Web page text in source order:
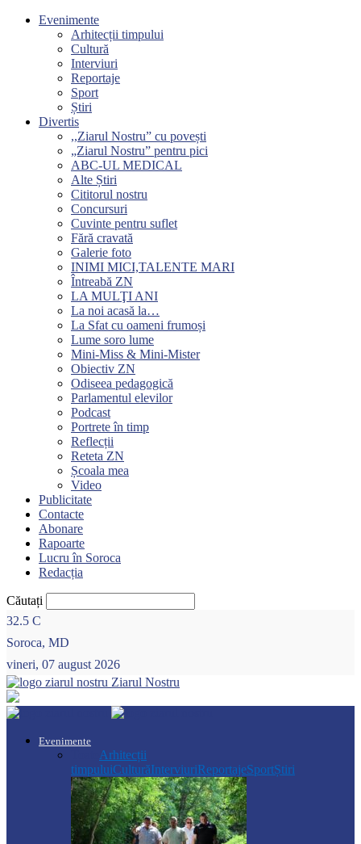
Evenimente
Arhitecții timpului
Cultură
Interviuri
Reportaje
Sport
Știri
Divertis
,,Ziarul Nostru” cu povești
„Ziarul Nostru” pentru pici
ABC-UL MEDICAL
Alte Știri
Cititorul nostru
Concursuri
Cuvinte pentru suflet
Fără cravată
Galerie foto
INIMI MICI,TALENTE MARI
Întreabă ZN
LA MULŢI ANI
La noi acasă la…
La Sfat cu oameni frumoși
Lume soro lume
Mini-Miss & Mini-Mister
Obiectiv ZN
Odiseea pedagogică
Parlamentul elevilor
Podcast
Portrete în timp
Reflecții
Reteta ZN
Școala mea
Video
Publicitate
Contacte
Abonare
Rapoarte
Lucru în Soroca
Redacția
Căutați
32.5 C
Soroca, MD
vineri, 07 august 2026
Ziarul Nostru
Evenimente
Arhitecții
timpuluiCulturăInterviuriReportajeSportȘtiri